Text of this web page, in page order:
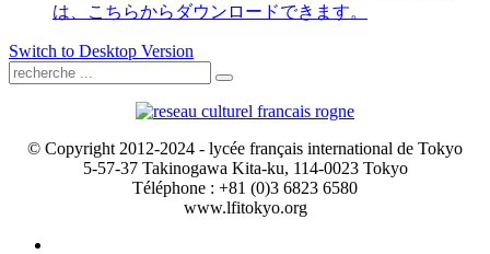
は、こちらからダウンロードできます。
Switch to Desktop Version
© Copyright 2012-2024 - lycée français international de Tokyo
5-57-37 Takinogawa Kita-ku, 114-0023 Tokyo
Téléphone : +81 (0)3 6823 6580
www.lfitokyo.org